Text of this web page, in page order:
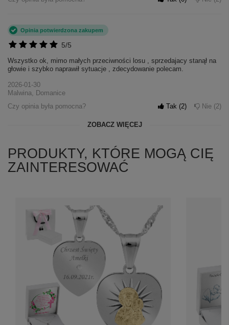
5/5
Opinia potwierdzona zakupem
Wszystko ok, mimo małych przeciwności losu , sprzedajacy stanął na
głowie i szybko naprawił sytuacje , zdecydowanie polecam.
2026-01-30
Malwina, Domanice
Czy opinia była pomocna?
Tak 2 Nie 2
ZOBACZ WIĘCEJ
PRODUKTY, KTÓRE MOGĄ CIĘ
ZAINTERESOWAĆ